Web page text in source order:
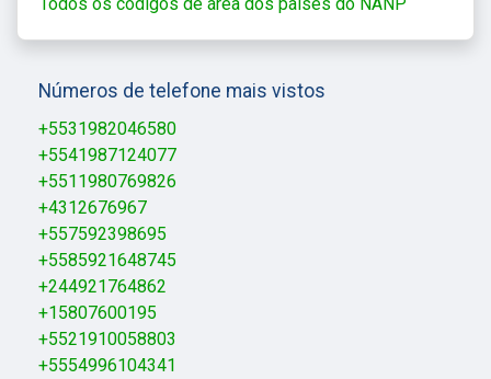
Números de telefone mais vistos
+5531982046580
+5541987124077
+5511980769826
+4312676967
+557592398695
+5585921648745
+244921764862
+15807600195
+5521910058803
+5554996104341